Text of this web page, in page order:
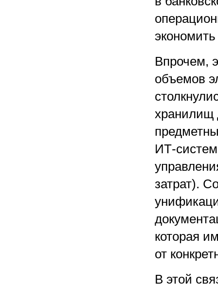
Впрочем,
объемов
хранилищ
ИТ-
затрат).
которая
от
В этой